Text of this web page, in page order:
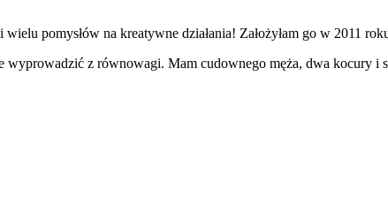
pomysłów na kreatywne działania! Założyłam go w 2011
wyprowadzić z równowagi. Mam cudownego męża, dwa kocury i